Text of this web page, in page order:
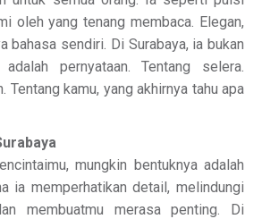
oleh yang tenang membaca. Elegan,
bahasa sendiri. Di Surabaya, ia bukan
pernyataan. Tentang selera.
Tentang kamu, yang akhirnya tahu apa
mungkin bentuknya adalah
ia memperhatikan detail, melindungi
membuatmu merasa penting. Di